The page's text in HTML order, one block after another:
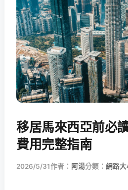
移居馬來西亞前必
費用完整指南
2026/5/31作者： 阿湯分類： 網路大